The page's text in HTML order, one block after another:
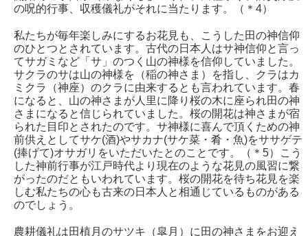
の呪的行事、収穫儀礼がそれに当たります。（＊4）
私たちが毎年楽しみにするお花見も、こうした田の神信仰
のひとつとされています。古代の日本人はサ神信仰と言っ
てサガミなど「サ」のつく山の神様を信仰していました。
サクラのサは山の神様を（稲の神さま）を指し、クラはカ
ミクラ（神座）のクラに由来するとも言われています。春
になると、山の神さまが人里に降り桜の木に座られ田の神
さまになると信じられていました。桜の開花は神さまが宿
られた目印とされたのです。サ神様に喜んで頂くための神
前供えとしてサケ(酒)やサカナ(サケ菜・肴・魚)をササゲテ
(捧げて)オサガリをいただいたとのことです。（＊5）こう
した神前行事が江戸時代より現在のような花見の風習に繋
がったのだともいわれています。桜の開花を待ち花見を楽
しむ私たちの心も古来の日本人と相通じているものがある
のでしょう。
農耕儀礼は田植月のサツキ（皐月）に田の神さまをお迎え